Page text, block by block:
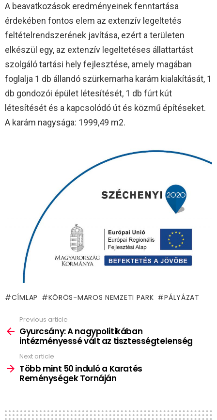
A beavatkozások eredményeinek fenntartása
érdekében fontos elem az extenzív legeltetés
feltételrendszerének javítása, ezért a területen
elkészül egy, az extenzív legeltetéses állattartást
szolgáló tartási hely fejlesztése, amely magában
foglalja 1 db állandó szürkemarha karám kialakítását, 1
db gondozói épület létesítését, 1 db fúrt kút
létesítését és a kapcsolódó út és közmű építéseket.
A karám nagysága: 1999,49 m2.
CÍMLAP KÖRÖS-MAROS NEMZETI PARK PÁLYÁZAT
more
Previous article
Gyurcsány: A nagypolitikában
intézményessé vált az tisztességtelenség
Next article
Több mint 50 induló a Karatés
Reménységek Tornáján